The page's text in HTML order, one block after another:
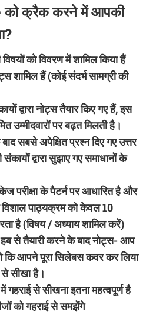
क्रैक करने में आपकी
को विवरण में शामिल किया हैं
शामिल हैं (कोई संदर्भ सामग्री की
द्वारा नोट्स तैयार किए गए हैं, इस
उम्मीदवारों पर बढ़त मिलती है।
सबसे अपेक्षित प्रश्न दिए गए उत्तर
द्वारा सुझाए गए समाधानों के
परीक्षा के पैटर्न पर आधारित है और
विशाल पाठ्यक्रम को केवल 10
है (विषय / अध्याय शामिल करें)
से तैयारी करने के बाद नोट्स- आप
कि आपने पूरा सिलेबस कवर कर लिया
सीखा है।
में गहराई से सीखना इतना महत्वपूर्ण है
को गहराई से समझेंगे